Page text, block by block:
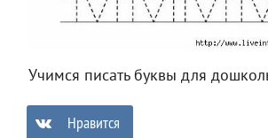
Учимся писать буквы для
Нравится